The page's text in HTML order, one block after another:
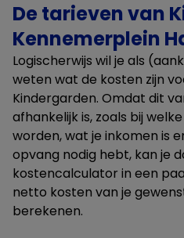
De tarieven van
Kennemerplein
Logischerwijs wil je als
weten wat de kosten zijn
Kindergarden. Omdat dit
afhankelijk is, zoals bij
worden, wat je inkomen is
opvang nodig hebt, kan je
kostencalculator in een
netto kosten van je
berekenen.